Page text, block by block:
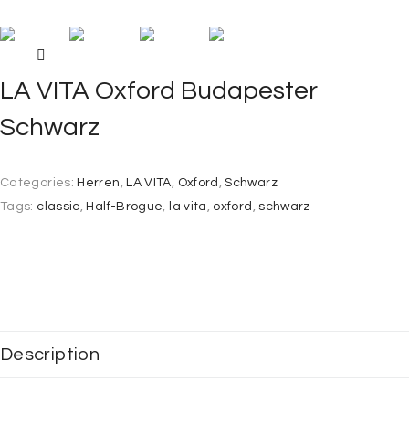
LA VITA Oxford Budapester
Schwarz
Categories: Herren , LA VITA, Oxford ,Schwarz
Tags: classic, Half-Brogue, la vita , oxford , schwarz
Description